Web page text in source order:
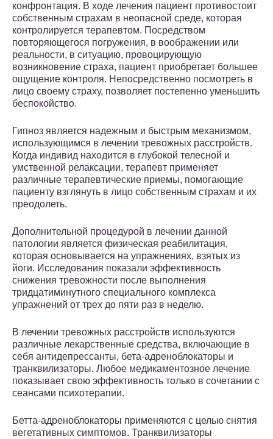
конфронтация. В ходе лечения пациент противостоит
собственным страхам в неопасной среде, которая
контролируется терапевтом. Посредством
повторяющегося погружения, в воображении или
реальности, в ситуацию, провоцирующую
возникновение страха, пациент приобретает большее
ощущение контроля. Непосредственно посмотреть в
лицо своему страху, позволяет постепенно уменьшить
беспокойство.
Гипноз является надежным и быстрым механизмом,
использующимся в лечении тревожных расстройств.
Когда индивид находится в глубокой телесной и
умственной релаксации, терапевт применяет
различные терапевтические приемы, помогающие
пациенту взглянуть в лицо собственным страхам и их
преодолеть.
Дополнительной процедурой в лечении данной
патологии является физическая реабилитация,
которая основывается на упражнениях, взятых из
йоги. Исследования показали эффективность
снижения тревожности после выполнения
тридцатиминутного специального комплекса
упражнений от трех до пяти раз в неделю.
В лечении тревожных расстройств используются
различные лекарственные средства, включающие в
себя антидепрессанты, бета-адреноблокаторы и
транквилизаторы. Любое медикаментозное лечение
показывает свою эффективность только в сочетании с
сеансами психотерапии.
Бетта-адреноблокаторы применяются с целью снятия
вегетативных симптомов. Транквилизаторы